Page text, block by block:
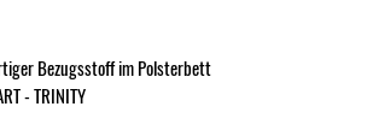
Bezugsstoff im Polsterbett
- TRINITY